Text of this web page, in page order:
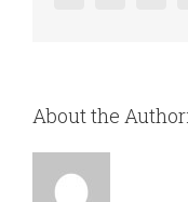
About the Author: